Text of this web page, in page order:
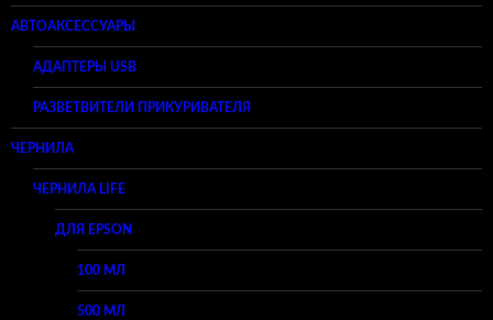
АВТОАКСЕССУАРЫ
АДАПТЕРЫ USB
РАЗВЕТВИТЕЛИ ПРИКУРИВАТЕЛЯ
ЧЕРНИЛА
ЧЕРНИЛА LIFE
ДЛЯ EPSON
100 МЛ
500 МЛ